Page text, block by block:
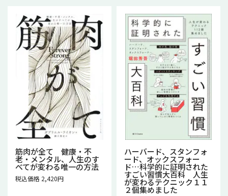
筋肉が全て 健康・不
老・メンタル、人生のす
べてが変わる唯一の方法
税込価格 2,420円
ハーバード、スタンフォ
ード、オックスフォー
ド…科学的に証明された
すごい習慣大百科 人生
が変わるテクニック１１
２個集めました